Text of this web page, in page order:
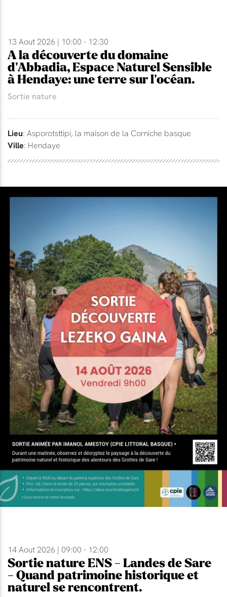
13 Aout 2026 | 10:00 - 12:30
A la découverte du domaine
d'Abbadia, Espace Naturel Sensible
à Hendaye: une terre sur l'océan.
Sortie nature
Lieu: Asporotsttipi, la maison de la Corniche basque
Ville: Hendaye
14 Aout 2026 | 09:00 - 12:00
Sortie nature ENS - Landes de Sare
- Quand patrimoine historique et
naturel se rencontrent.